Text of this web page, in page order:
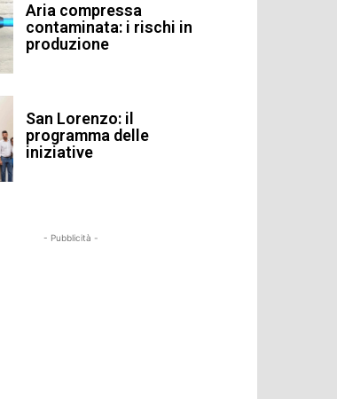
Aria compressa
contaminata: i rischi in
produzione
San Lorenzo: il
programma delle
iniziative
- Pubblicità -